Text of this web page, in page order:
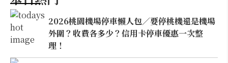
2026桃園機場停車懶人包／要停桃機還是機場
外圍？收費各多少？信用卡停車優惠一次整
理！